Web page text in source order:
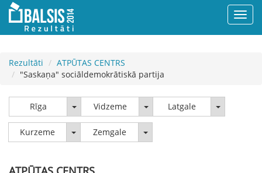
Rezultāti
ATPŪTAS CENTRS
"Saskaņa" sociāldemokrātiskā partija
Rīga Rīga Vidzeme VidzemeLatgale Latgale
Kurzeme KurzemeZemgale Zemgale